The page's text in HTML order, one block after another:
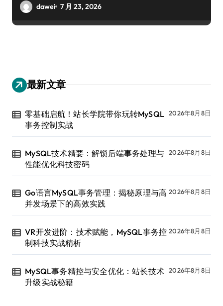
dawei 7 月 23, 2026
最新文章
零基础启航！站长学院带你玩转MySQL
事务控制实战
2026年8月8日
MySQL技术精要：解锁后端事务处理与
性能优化科技密码
2026年8月8日
Go语言MySQL事务管理：揭秘原理与高
并发场景下的高效实践
2026年8月8日
VR开发进阶：技术赋能，MySQL事务控
制科技实战精析
2026年8月8日
MySQL事务精控与安全优化：站长技术
升级实战秘籍
2026年8月8日